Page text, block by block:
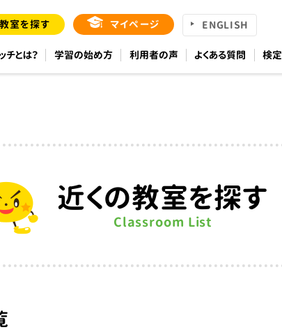
教室を探す マイページ ENGLISH
チとは？ 学習の始め方 利用者の声 よくある質問 検定
近くの教室を探す
Classroom List